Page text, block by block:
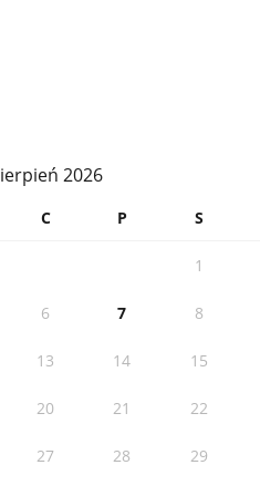
2026
C P S
1
6 7 8
13 14 15
20 21 22
27 28 29